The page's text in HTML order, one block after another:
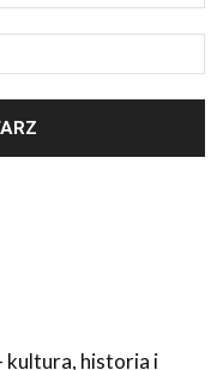
kultura, historia i